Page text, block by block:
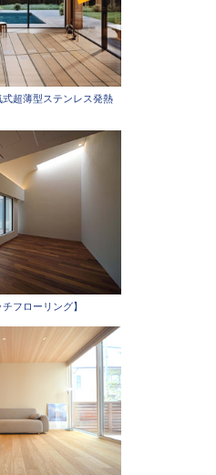
式超薄型ステンレス発熱
フローリング】